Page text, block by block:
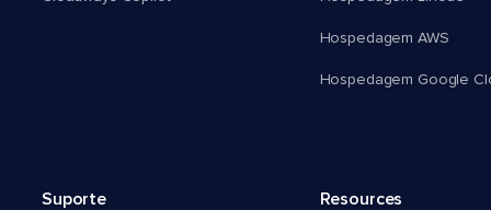
Hospedagem AWS
Hospedagem Google
Suporte Resources